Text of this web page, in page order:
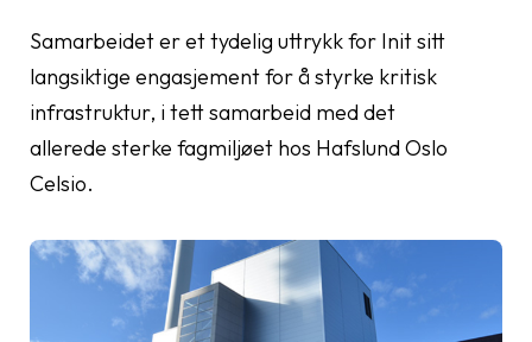
Samarbeidet er et tydelig uttrykk for Init sitt
langsiktige engasjement for å styrke kritisk
infrastruktur, i tett samarbeid med det
allerede sterke fagmiljøet hos Hafslund Oslo
Celsio.